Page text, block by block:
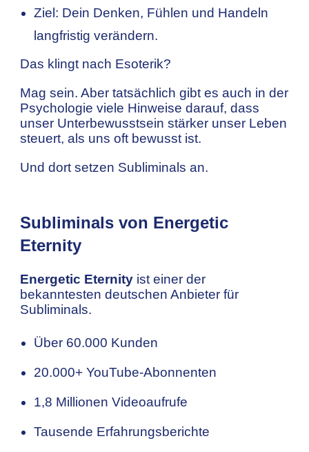
Ziel: Dein Denken, Fühlen und Handeln
langfristig verändern.
Das klingt nach Esoterik?
Mag sein. Aber tatsächlich gibt es auch in der
Psychologie viele Hinweise darauf, dass
unser Unterbewusstsein stärker unser Leben
steuert, als uns oft bewusst ist.
Und dort setzen Subliminals an.
Subliminals von Energetic
Eternity
Energetic Eternity ist einer der
bekanntesten deutschen Anbieter für
Subliminals.
Über 60.000 Kunden
20.000+ YouTube-Abonnenten
1,8 Millionen Videoaufrufe
Tausende Erfahrungsberichte